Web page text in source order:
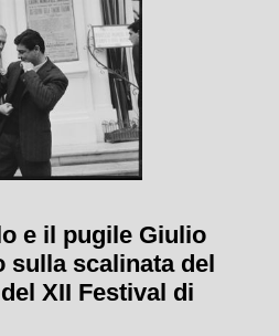
e il pugile Giulio
sulla scalinata del
XII Festival di